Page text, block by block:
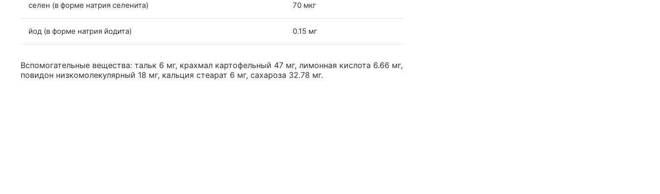
селен (в форме натрия селенита) 70 мкг
йод (в форме натрия йодита) 0.15 мг
Вспомогательные вещества: тальк 6 мг, крахмал картофельный 47 мг, лимонная кислота 6.66 мг,
повидон низкомолекулярный 18 мг, кальция стеарат 6 мг, сахароза 32.78 мг.